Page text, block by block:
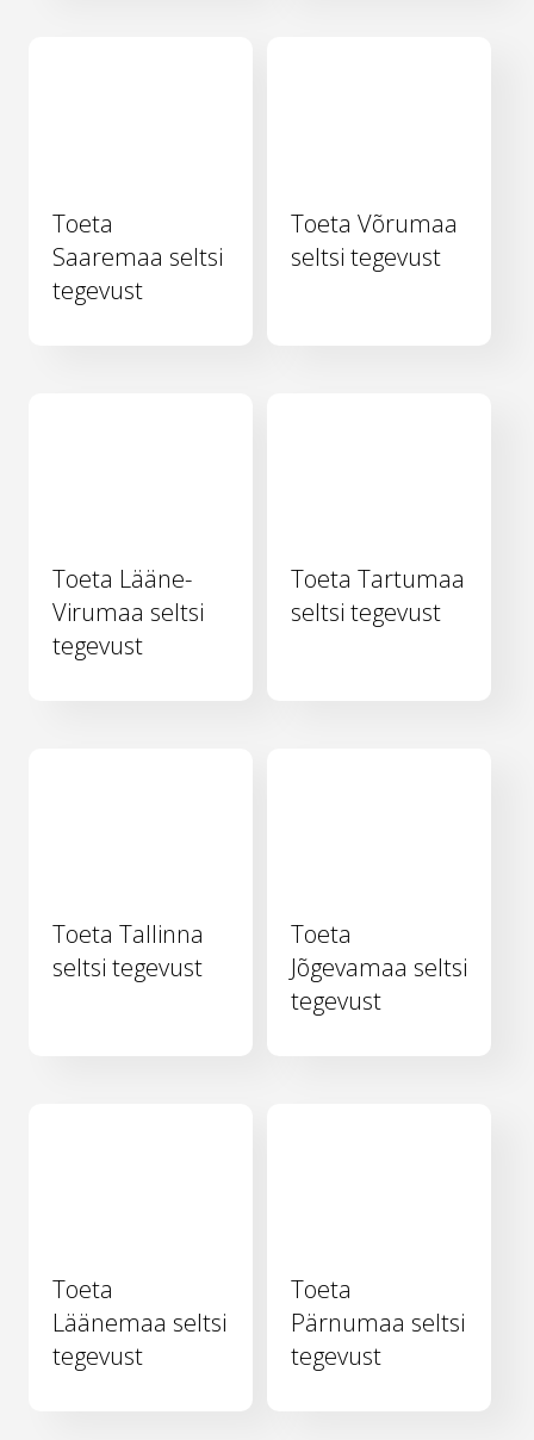
Toeta
Saaremaa seltsi
tegevust
Toeta Võrumaa
seltsi tegevust
Toeta Lääne-
Virumaa seltsi
tegevust
Toeta Tartumaa
seltsi tegevust
Toeta Tallinna
seltsi tegevust
Toeta
Jõgevamaa seltsi
tegevust
Toeta
Läänemaa seltsi
tegevust
Toeta
Pärnumaa seltsi
tegevust